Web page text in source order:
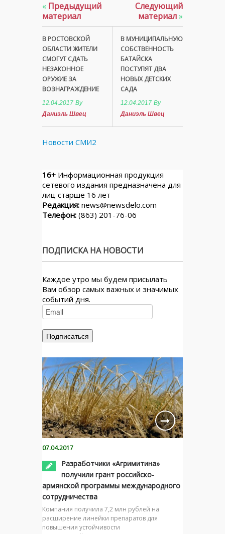
« Предыдущий
материал
В РОСТОВСКОЙ
ОБЛАСТИ ЖИТЕЛИ
СМОГУТ СДАТЬ
НЕЗАКОННОЕ
ОРУЖИЕ ЗА
ВОЗНАГРАЖДЕНИЕ
12.04.2017 By
Даниэль Швец
Следующий
материал»
В МУНИЦИПАЛЬНУЮ
СОБСТВЕННОСТЬ
БАТАЙСКА
ПОСТУПЯТ ДВА
НОВЫХ ДЕТСКИХ
САДА
12.04.2017 By
Даниэль Швец
Новости СМИ2
16+ Информационная продукция
сетевого издания предназначена для
лиц старше 16 лет
Редакция: news@newsdelo.com
Телефон: (863) 201-76-06
ПОДПИСКА НА НОВОСТИ
Каждое утро мы будем присылать
Вам обзор самых важных и значимых
событий дня.
07.04.2017
Разработчики «Агримитина»
получили грант российско-
армянской программы международного
сотрудничества
Компания получила 7,2 млн рублей на
расширение линейки препаратов для
повышения устойчивости